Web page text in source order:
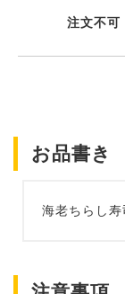
注文不可
お品書き
海老ちらし